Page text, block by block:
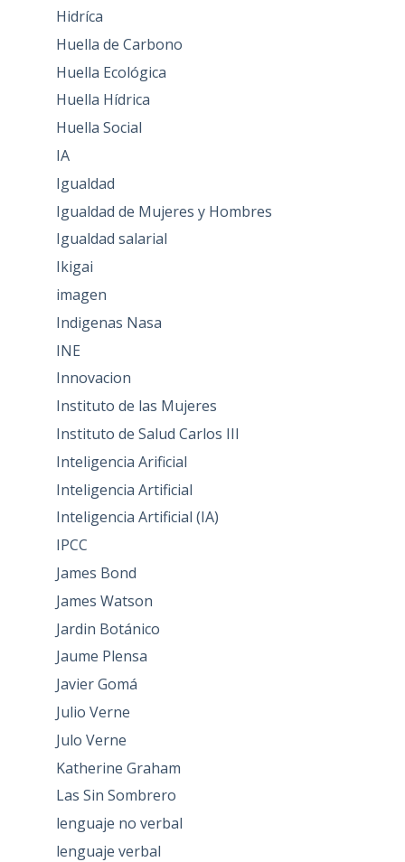
Hidríca
Huella de Carbono
Huella Ecológica
Huella Hídrica
Huella Social
IA
Igualdad
Igualdad de Mujeres y Hombres
Igualdad salarial
Ikigai
imagen
Indigenas Nasa
INE
Innovacion
Instituto de las Mujeres
Instituto de Salud Carlos III
Inteligencia Arificial
Inteligencia Artificial
Inteligencia Artificial (IA)
IPCC
James Bond
James Watson
Jardin Botánico
Jaume Plensa
Javier Gomá
Julio Verne
Julo Verne
Katherine Graham
Las Sin Sombrero
lenguaje no verbal
lenguaje verbal